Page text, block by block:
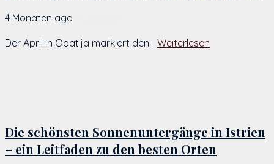
4 Monaten ago
Der April in Opatija markiert den... Weiterlesen
Die schönsten Sonnenuntergänge in Istrien
– ein Leitfaden zu den besten Orten